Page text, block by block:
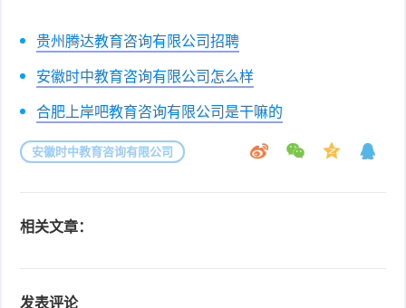
贵州腾达教育咨询有限公司招聘
安徽时中教育咨询有限公司怎么样
合肥上岸吧教育咨询有限公司是干嘛的
安徽时中教育咨询有限公司
相关文章：
发表评论